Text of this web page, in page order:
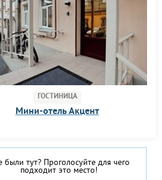
ГОСТИНИЦА
Мини-отель Акцент
были тут? Проголосуйте для чего
подходит это место!